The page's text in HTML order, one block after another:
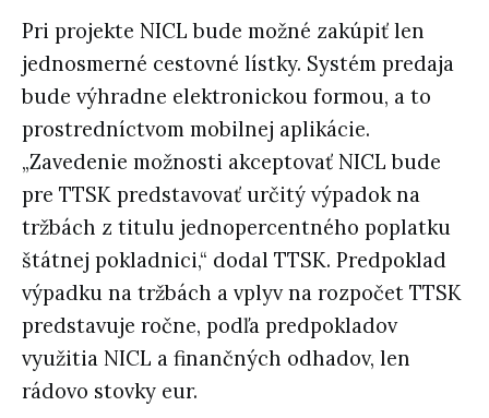
Pri projekte NICL bude možné zakúpiť len
jednosmerné cestovné lístky. Systém predaja
bude výhradne elektronickou formou, a to
prostredníctvom mobilnej aplikácie.
„Zavedenie možnosti akceptovať NICL bude
pre TTSK predstavovať určitý výpadok na
tržbách z titulu jednopercentného poplatku
štátnej pokladnici,“ dodal TTSK. Predpoklad
výpadku na tržbách a vplyv na rozpočet TTSK
predstavuje ročne, podľa predpokladov
využitia NICL a finančných odhadov, len
rádovo stovky eur.